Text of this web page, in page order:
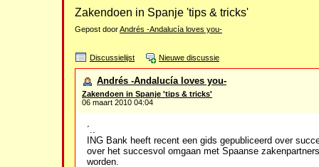
Zakendoen in Spanje 'tips & tricks'
Gepost doorAndrés -Andalucía loves you-
Discussielijst Nieuwe discussie
Andrés -Andalucía loves you-
Zakendoen in Spanje 'tips & tricks'
06 maart 2010 04:04
´..
ING Bank heeft recent een gids gepubliceerd over
over het succesvol omgaan met Spaanse
worden.